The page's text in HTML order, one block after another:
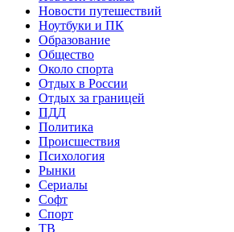
Новости путешествий
Ноутбуки и ПК
Образование
Общество
Около спорта
Отдых в России
Отдых за границей
ПДД
Политика
Происшествия
Психология
Рынки
Сериалы
Софт
Спорт
ТВ